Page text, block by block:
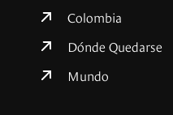
Colombia
Dónde Quedarse
Mundo